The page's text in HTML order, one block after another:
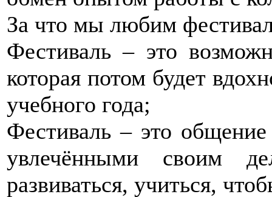
За что мы любим
Фестиваль – это
которая потом будет
учебного года;
Фестиваль – это
увлечёнными своим
развиваться, учиться,